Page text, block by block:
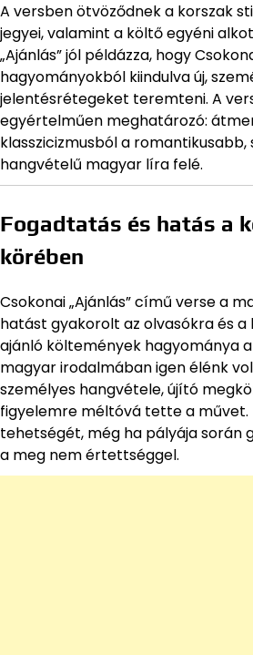
A versben ötvöződnek a korszak
jegyei, valamint a költő egyéni
„Ajánlás” jól példázza, hogy
hagyományokból kiindulva új,
jelentésrétegeket teremteni. A
egyértelműen meghatározó:
klasszicizmusból a
hangvételű magyar líra felé.
Fogadtatás és hatás a
körében
Csokonai „Ajánlás” című verse a
hatást gyakorolt az olvasókra és a
ajánló költemények hagyománya a
magyar irodalmában igen élénk
személyes hangvétele, újító
figyelemre méltóvá tette a
tehetségét, még ha pályája során
a meg nem értettséggel.